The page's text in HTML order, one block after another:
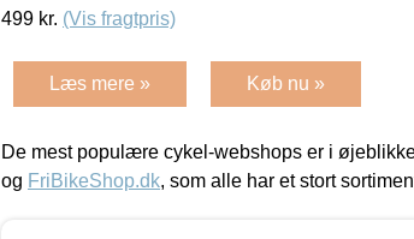
499 kr. (Vis fragtpris)
Læs mere » Køb nu »
De mest populære cykel-webshops er i
og FriBikeShop.dk, som alle har et stort